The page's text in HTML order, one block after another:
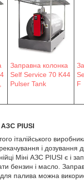
Заправна колонка
Self Service 70 K44
Pulser Tank
F
АЗС PIUSI
італійського
і дозування
Міні АЗС PIUSI є і
бензин і масло.
для палива можна